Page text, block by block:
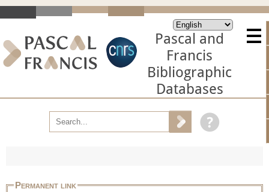
Pascal and
Francis
Bibliographic
Databases
Permanent link